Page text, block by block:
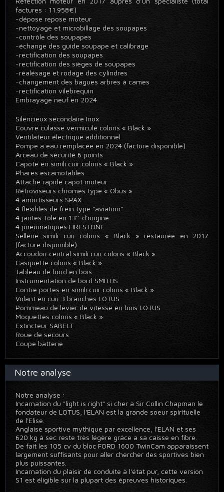
factures : 11.958€)
-dépose repose moteur
-nettoyage et microbillage des soupapes
-contrôle des soupapes
-échange des guide soupape et calibrage
-rectification des soupapes
-rectification des sièges de soupapes
-réalésage et rodage des cylindres
-changement des bagues arbres à cames
-rectification vilebrequin
Embrayage neuf en 2024
Silencieux secondaire Inox
Couvre culasse vermiculé coloris « Black »
Ventilateur électrique additionnel
Pompe a eau remplacée en 2024 (facture disponible)
Arceau de sécurité 6 points
Capote en simili cuir coloris « Black »
Phares escamotables
Attache rapide capot moteur
Rétroviseurs chromés type « Obus »
4 amortisseurs SPAX
4 flexibles de frein type "aviation"
4 jantes Tôle en 13’’ d'origine
4 pneumatiques FIRESTONE
Sellerie simili cuir coloris « Black » restaurée en 2017
(facture disponible)
Accoudoir central simili cuir coloris « Black »
Casquette coloris « Black »
Tableau de bord en bois
Instrumentation de bord SMITHS
Contre portes en simili cuir coloris « Black »
Volant en cuir 3 branches LOTUS
Pommeau de levier de vitesse en bois LOTUS
Moquettes coloris « Black »
Extincteur SABELT
Roue de secours
Coupe batterie
Notre analyse
Notre analyse :
Incarnation du "light is right" si cher à Sir Collin Chapman le
fondateur de LOTUS, l'ELAN est la grande soeur spirituelle
de l'Elise.
Anglaise sportive mythique par excellence, l'ELAN et ses
620 kg à sec reste très légère grâce a sa caisse en fibre.
De fait les 105 cv du bloc FORD 1600 TwinCam apparaissent
largement suffisants pour aller chercher des sportives bien
plus puissantes.
Incarnation du plaisir de conduite à l'état pur, cette version
S1 est éligible sur la plupart des épreuves historiques.